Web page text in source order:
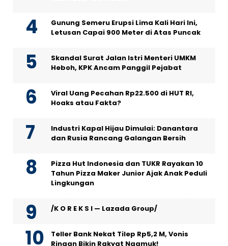
Gunung Semeru Erupsi Lima Kali Hari Ini,
Letusan Capai 900 Meter di Atas Puncak
Skandal Surat Jalan Istri Menteri UMKM
Heboh, KPK Ancam Panggil Pejabat
Viral Uang Pecahan Rp22.500 di HUT RI,
Hoaks atau Fakta?
Industri Kapal Hijau Dimulai: Danantara
dan Rusia Rancang Galangan Bersih
Pizza Hut Indonesia dan TUKR Rayakan 10
Tahun Pizza Maker Junior Ajak Anak Peduli
Lingkungan
/K O R E K S I — Lazada Group/
Teller Bank Nekat Tilep Rp5,2 M, Vonis
Ringan Bikin Rakyat Ngamuk!